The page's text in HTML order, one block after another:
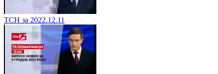
ТСН за 2022.12.11